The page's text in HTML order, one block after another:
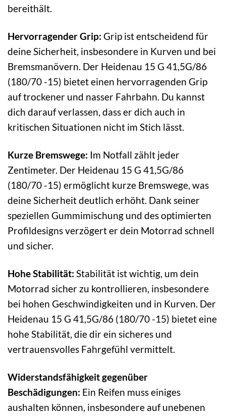
bereithält.
Hervorragender Grip: Grip ist entscheidend für
deine Sicherheit, insbesondere in Kurven und bei
Bremsmanövern. Der Heidenau 15 G 41,5G/86
(180/70 -15) bietet einen hervorragenden Grip
auf trockener und nasser Fahrbahn. Du kannst
dich darauf verlassen, dass er dich auch in
kritischen Situationen nicht im Stich lässt.
Kurze Bremswege: Im Notfall zählt jeder
Zentimeter. Der Heidenau 15 G 41,5G/86
(180/70 -15) ermöglicht kurze Bremswege, was
deine Sicherheit deutlich erhöht. Dank seiner
speziellen Gummimischung und des optimierten
Profildesigns verzögert er dein Motorrad schnell
und sicher.
Hohe Stabilität: Stabilität ist wichtig, um dein
Motorrad sicher zu kontrollieren, insbesondere
bei hohen Geschwindigkeiten und in Kurven. Der
Heidenau 15 G 41,5G/86 (180/70 -15) bietet eine
hohe Stabilität, die dir ein sicheres und
vertrauensvolles Fahrgefühl vermittelt.
Widerstandsfähigkeit gegenüber
Beschädigungen: Ein Reifen muss einiges
aushalten können, insbesondere auf unebenen